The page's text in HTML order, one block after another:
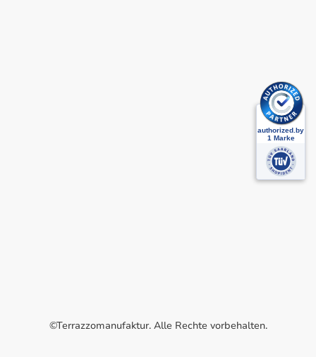
©Terrazzomanufaktur. Alle Rechte vorbehalten.